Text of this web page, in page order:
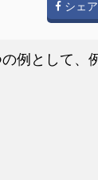
シェア
例として、